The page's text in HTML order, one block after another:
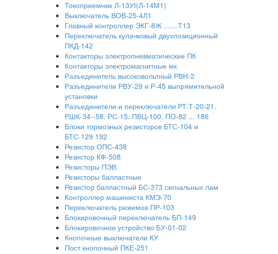
Токоприемник Л-13УІ(Л-14М1)
Выключатель ВОВ-25-4Л1
Главный контроллер ЭКГ-8Ж .......Т13
Переключатель кулачковый двухпозиционный
ПКД-142
Контакторы электропневматические ПК
Контакторы электромагнитные мк
Разъединитель высоковольтный РВН-2
Разъединители РВУ-29 и Р-45 выпрямительной
установки
Разъединители и переключатели РТ.Т-20-21.
РШК-34--58. РС-15. ПВЦ-100, ПО-82 ... 186
Блоки тормозных резисторов БТС-104 и
БТС-129 192
Резистор ОПС-438
Резистор КФ-508
Резисторы ПЭВ
Резисторы балластные
Резистор балластный БС-373 сигнальных лам
Контроллер машиниста КМЭ-70
Переключатель режимов ПР-103
Блокировочный переключатель БП-149
Блокировочное устройство БУ-01-02
Кнопочные выключатели КУ
Пост кнопочный ПКЕ-251